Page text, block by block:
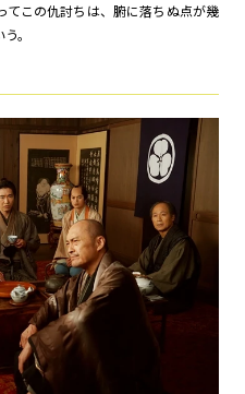
この仇討ちは、腑に落ちぬ点が幾
。